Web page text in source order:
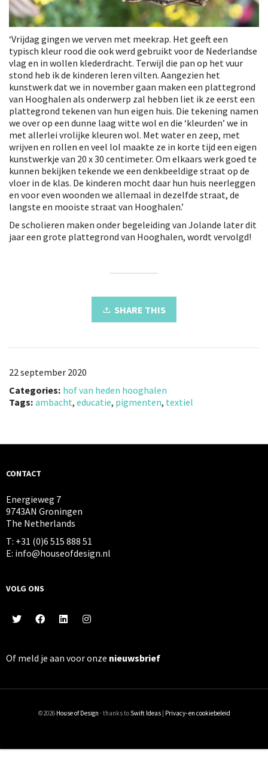
‘Vrijdag gingen we verven met meekrap. Het geeft een
typisch kleur rood die ook werd gebruikt voor de Nederlandse
vlag en in wollen klederdracht. Terwijl die pan op het vuur
stond heb ik de kinderen leren vilten. Aangezien het
kunstwerk dat we in november gaan maken een plattegrond
van Hooghalen als onderwerp zal hebben liet ik ze eerst een
plattegrond tekenen van hun eigen huis. Die tekening namen
we over op een dunne laag witte wol en die ‘kleurden’ we in
met allerlei vrolijke kleuren wol. Met water en zeep, met
wrijven en rollen en veel lol maakte ze in korte tijd een eigen
kunstwerkje van 20 x 30 centimeter. Om elkaars werk goed te
kunnen bekijken tekende we een denkbeeldige straat op de
vloer in de klas. De kinderen mocht daar hun huis neerleggen
en voor even woonden we allemaal in dezelfde straat, de
langste en mooiste straat van Hooghalen.’
De scholieren maken onder begeleiding van Jolande later dit
jaar een grote plattegrond van Hooghalen, wordt vervolgd!
SHARE THIS
22 september 2020
Categories: hof van heden hooghalen
Tags: ambacht, educatie, pigmenten, textiel
CONTACT
Energieweg 7
9743AN Groningen
The Netherlands
T: +31 (0)6 515 888 51
E: info@houseofdesign.nl
VOLG ONS
Of meld je aan voor onze nieuwsbrief
©2026 House of Design · thanks to Swift Ideas| Privacy- en cookiebeleid